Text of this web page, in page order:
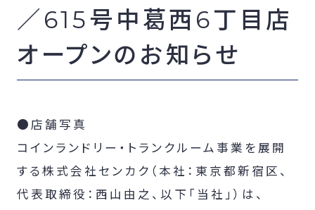
／615号中葛西6丁目店
オープンのお知らせ
●店舗写真
コインランドリー・トランクルーム事業を展開
する株式会社センカク（本社：東京都新宿区、
代表取締役：西山由之、以下「当社」）は、